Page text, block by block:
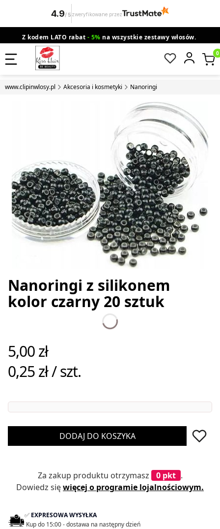
Z kodem LATO rabat - 5% na wszystkie zestawy włosów.
wysyłka gratis od 200 zł Orlen Paczka
www.clipinwlosy.pl Akcesoria i kosmetyki Nanoringi
Nanoringi z silikonem
kolor czarny 20 sztuk
Cena
5,00 zł
0,25 zł / szt.
DODAJ DO KOSZYKA
Za zakup produktu otrzymasz 0 pkt .
Dowiedz sięwięcej o programie lojalnościowym.
✅ EXPRESOWA WYSYŁKA
Kup do 15:00 - dostawa na następny dzień
4.9/ 5 zweryfikowane przez